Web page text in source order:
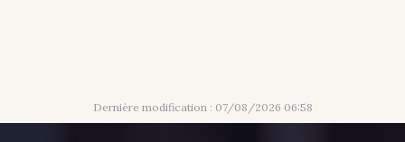
Dernière modification : 07/08/2026 06:58